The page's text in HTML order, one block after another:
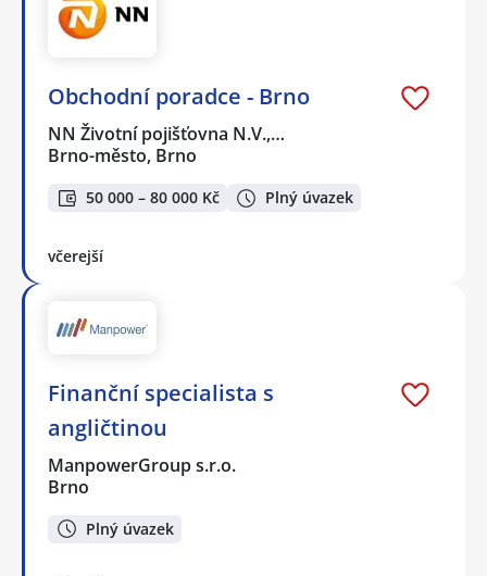
Obchodní poradce - Brno
NN Životní pojišťovna N.V.,…
Brno-město, Brno
50 000 – 80 000 Kč Plný úvazek
včerejší
Finanční specialista s
angličtinou
ManpowerGroup s.r.o.
Brno
Plný úvazek